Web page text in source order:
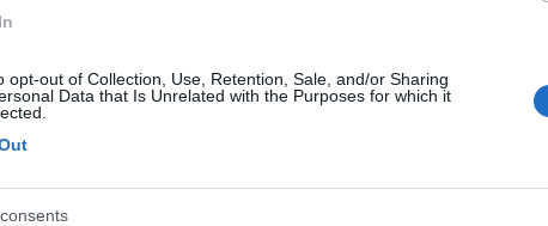
opt-out of Collection, Use, Retention, Sale, and/or Sharing
Data that Is Unrelated with the Purposes for which it
06/07/2011 11:09:27 (Visualizza messaggio in nuova finestra >
in diversi campeggi paghi il 20% in più...